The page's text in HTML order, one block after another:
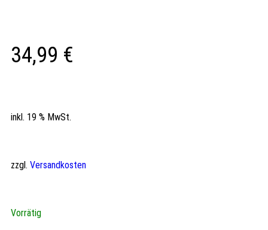
34,99 €
inkl. 19 % MwSt.
zzgl. Versandkosten
Vorrätig